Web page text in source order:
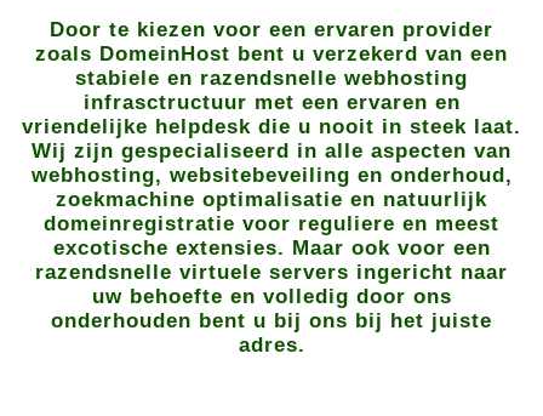
Door te kiezen voor een ervaren provider
zoals DomeinHost bent u verzekerd van een
stabiele en razendsnelle webhosting
infrasctructuur met een ervaren en
vriendelijke helpdesk die u nooit in steek laat.
Wij zijn gespecialiseerd in alle aspecten van
webhosting, websitebeveiling en onderhoud,
zoekmachine optimalisatie en natuurlijk
domeinregistratie voor reguliere en meest
excotische extensies. Maar ook voor een
razendsnelle virtuele servers ingericht naar
uw behoefte en volledig door ons
onderhouden bent u bij ons bij het juiste
adres.